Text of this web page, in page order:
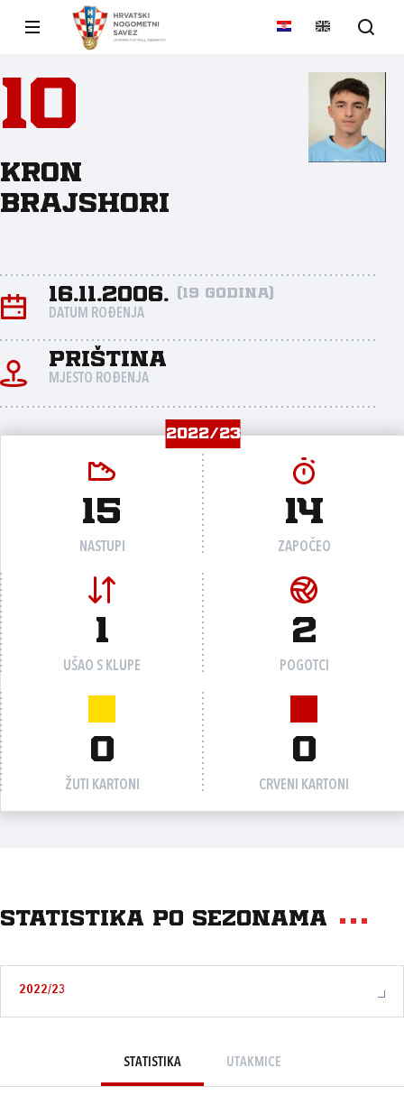
10
Kron
Brajshori
16.11.2006. (19 godina)
DATUM ROĐENJA
Priština
MJESTO ROĐENJA
2022/23
15
NASTUPI
14
ZAPOČEO
1
UŠAO S KLUPE
2
POGOTCI
0
ŽUTI KARTONI
0
CRVENI KARTONI
Statistika po sezonama
2022/23
STATISTIKA UTAKMICE